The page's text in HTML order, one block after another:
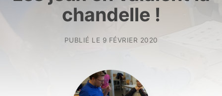
chandelle !
PUBLIÉ LE 9 FÉVRIER 2020